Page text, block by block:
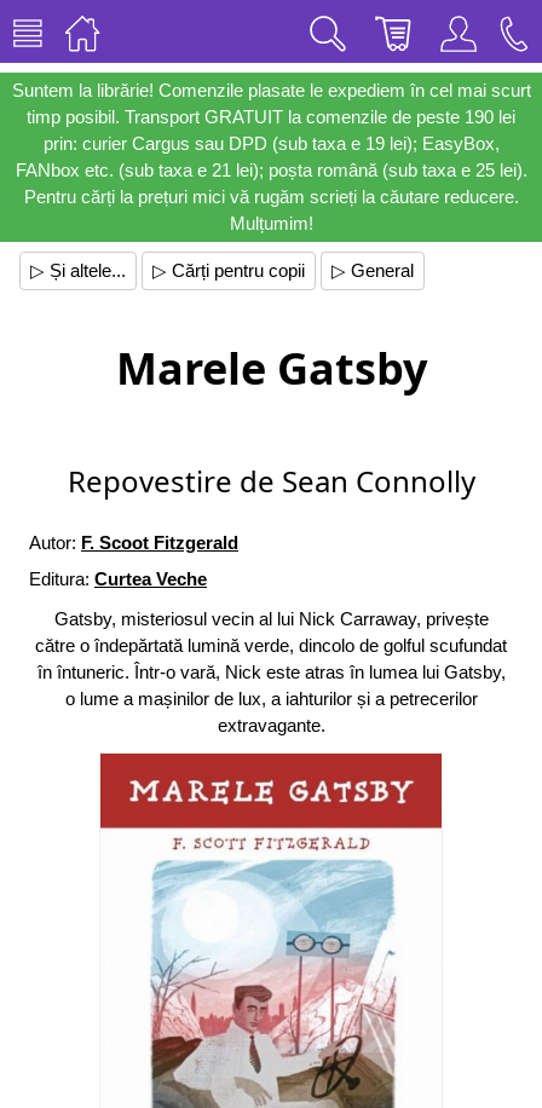
Suntem la librărie! Comenzile plasate le expediem în cel mai scurt
timp posibil. Transport GRATUIT la comenzile de peste 190 lei
prin: curier Cargus sau DPD (sub taxa e 19 lei); EasyBox,
FANbox etc. (sub taxa e 21 lei); poșta română (sub taxa e 25 lei).
Pentru cărți la prețuri mici vă rugăm scrieți la căutare reducere.
Mulțumim!
▷ Și altele... ▷ Cărți pentru copii ▷ General
Marele Gatsby
Repovestire de Sean Connolly
Autor: F. Scoot Fitzgerald
Editura: Curtea Veche
Gatsby, misteriosul vecin al lui Nick Carraway, privește
către o îndepărtată lumină verde, dincolo de golful scufundat
în întuneric. Într-o vară, Nick este atras în lumea lui Gatsby,
o lume a mașinilor de lux, a iahturilor și a petrecerilor
extravagante.